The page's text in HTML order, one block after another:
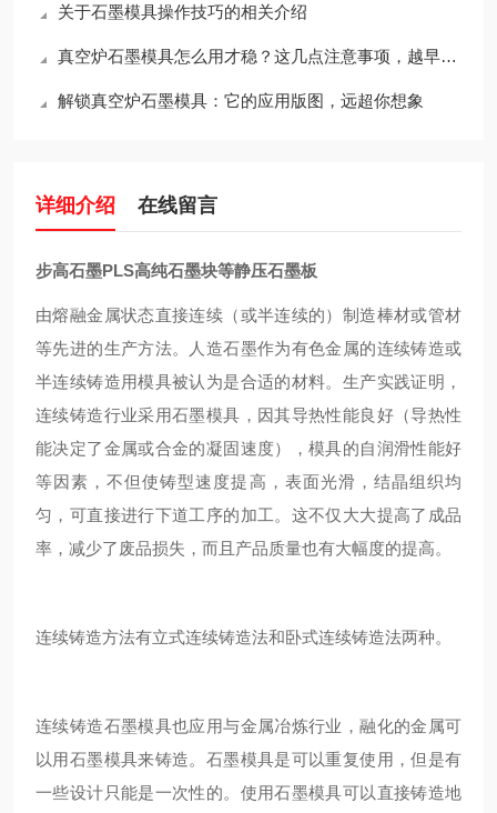
关于石墨模具操作技巧的相关介绍
真空炉石墨模具怎么用才稳？这几点注意事项，越早知道越省心
解锁真空炉石墨模具：它的应用版图，远超你想象
详细介绍 在线留言
步高石墨PLS高纯石墨块等静压石墨板
由熔融金属状态直接连续（或半连续的）制造棒材或管材
等先进的生产方法。人造石墨作为有色金属的连续铸造或
半连续铸造用模具被认为是合适的材料。生产实践证明，
连续铸造行业采用石墨模具，因其导热性能良好（导热性
能决定了金属或合金的凝固速度），模具的自润滑性能好
等因素，不但使铸型速度提高，表面光滑，结晶组织均
匀，可直接进行下道工序的加工。这不仅大大提高了成品
率，减少了废品损失，而且产品质量也有大幅度的提高。
连续铸造方法有立式连续铸造法和卧式连续铸造法两种。
连续铸造石墨模具也应用与金属冶炼行业，融化的金属可
以用石墨模具来铸造。石墨模具是可以重复使用，但是有
一些设计只能是一次性的。使用石墨模具可以直接铸造地